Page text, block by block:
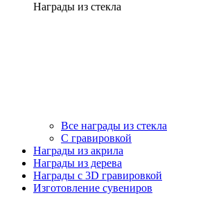
Награды из стекла
Все награды из стекла
С гравировкой
Награды из акрила
Награды из дерева
Награды с 3D гравировкой
Изготовление сувениров